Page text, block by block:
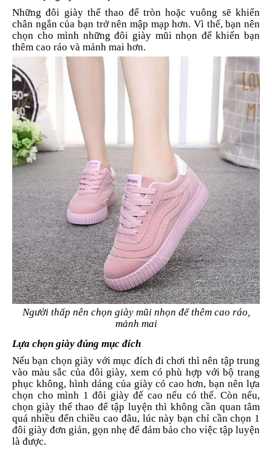
Những đôi giày thể thao đế tròn hoặc vuông sẽ khiến
chân ngắn của bạn trở nên mập mạp hơn. Vì thế, bạn nên
chọn cho mình những đôi giày mũi nhọn để khiến bạn
thêm cao ráo và mảnh mai hơn.
Người thấp nên chọn giày mũi nhọn để thêm cao ráo,
mảnh mai
Lựa chọn giày đúng mục đích
Nếu bạn chọn giày với mục đích đi chơi thì nên tập trung
vào màu sắc của đôi giày, xem có phù hợp với bộ trang
phục không, hình dáng của giày có cao hơn, bạn nên lựa
chọn cho mình 1 đôi giày đế cao nếu có thể. Còn nếu,
chọn giày thể thao để tập luyện thì không cần quan tâm
quá nhiều đến chiều cao đâu, lúc này bạn chỉ cần chọn 1
đôi giày đơn giản, gọn nhẹ để đảm bảo cho việc tập luyện
là được.